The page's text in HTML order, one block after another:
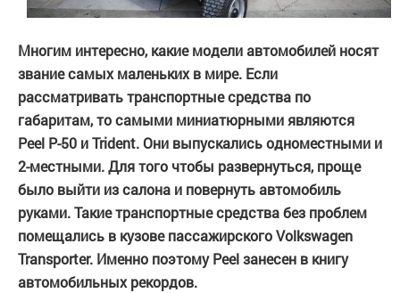
Многим интересно, какие модели автомобилей носят
звание самых маленьких в мире. Если
рассматривать транспортные средства по
габаритам, то самыми миниатюрными являются
Peel P-50 и Trident. Они выпускались одноместными и
2-местными. Для того чтобы развернуться, проще
было выйти из салона и повернуть автомобиль
руками. Такие транспортные средства без проблем
помещались в кузове пассажирского Volkswagen
Transporter. Именно поэтому Peel занесен в книгу
автомобильных рекордов.